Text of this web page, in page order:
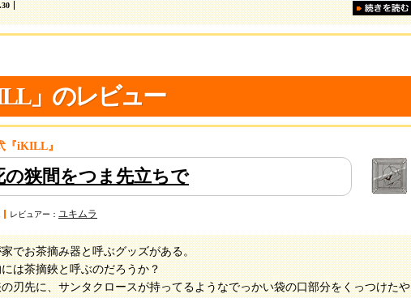
」のレビュー
『iKILL』
の狭間をつま先立ちで
レビュアー： ユキムラ
でお茶摘み器と呼ぶグッズがある。
は茶摘鋏と呼ぶのだろうか？
刃先に、サンタクロースが持ってるようなでっかい袋の口部分をくっつけたや